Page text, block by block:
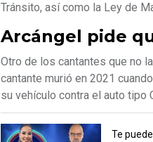
Tránsito, así como la Ley de
Arcángel pide
Otro de los cantantes que no
cantante murió en 2021
su vehículo contra el auto tipo
Te